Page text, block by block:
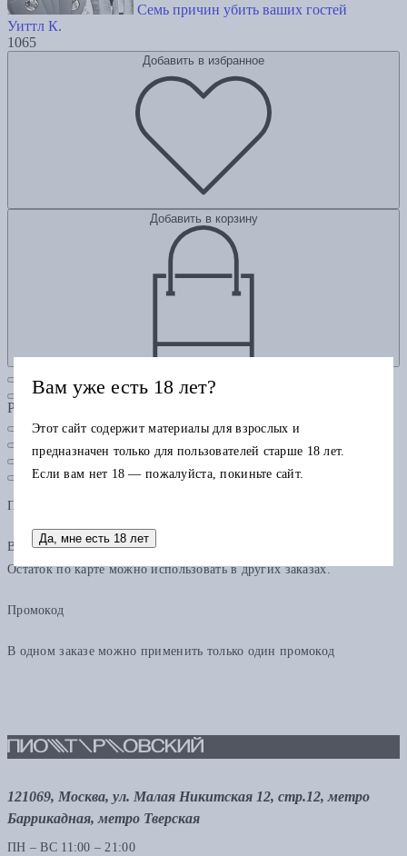
Семь причин убить ваших гостей
Уиттл К.
1065
Добавить в избранное
Добавить в корзину
Рубрики
Подарочная карта
В одном заказе можно применить только одну подарочную карту.
Остаток по карте можно использовать в других заказах.
Промокод
В одном заказе можно применить только один промокод
121069, Москва, ул. Малая Никитская 12, стр.12, метро
Баррикадная, метро Тверская
ПН – ВС 11:00 – 21:00
Вам уже есть 18 лет?
Этот сайт содержит материалы для взрослых и
предназначен только для пользователей старше 18 лет.
Если вам нет 18 — пожалуйста, покиньте сайт.
Да, мне есть 18 лет